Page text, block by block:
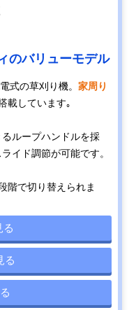
のバリューモデル
式の草刈り機。 家周り
載しています｡
ループハンドルを採
イド調節が可能です。
階で切り替えられま
る
る